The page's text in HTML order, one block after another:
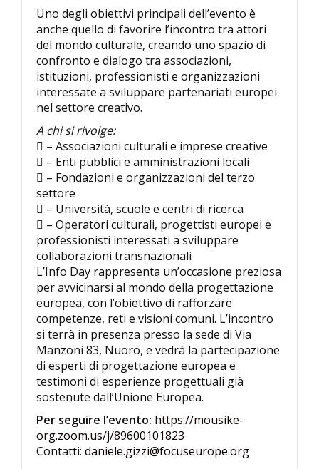
Uno degli obiettivi principali dell’evento è
anche quello di favorire l’incontro tra attori
del mondo culturale, creando uno spazio di
confronto e dialogo tra associazioni,
istituzioni, professionisti e organizzazioni
interessate a sviluppare partenariati europei
nel settore creativo.
A chi si rivolge:
 – Associazioni culturali e imprese creative
 – Enti pubblici e amministrazioni locali
 – Fondazioni e organizzazioni del terzo
settore
 – Università, scuole e centri di ricerca
 – Operatori culturali, progettisti europei e
professionisti interessati a sviluppare
collaborazioni transnazionali
L’Info Day rappresenta un’occasione preziosa
per avvicinarsi al mondo della progettazione
europea, con l’obiettivo di rafforzare
competenze, reti e visioni comuni. L’incontro
si terrà in presenza presso la sede di Via
Manzoni 83, Nuoro, e vedrà la partecipazione
di esperti di progettazione europea e
testimoni di esperienze progettuali già
sostenute dall’Unione Europea.
Per seguire l’evento: https://mousike-
org.zoom.us/j/89600101823
Contatti: daniele.gizzi@focuseurope.org